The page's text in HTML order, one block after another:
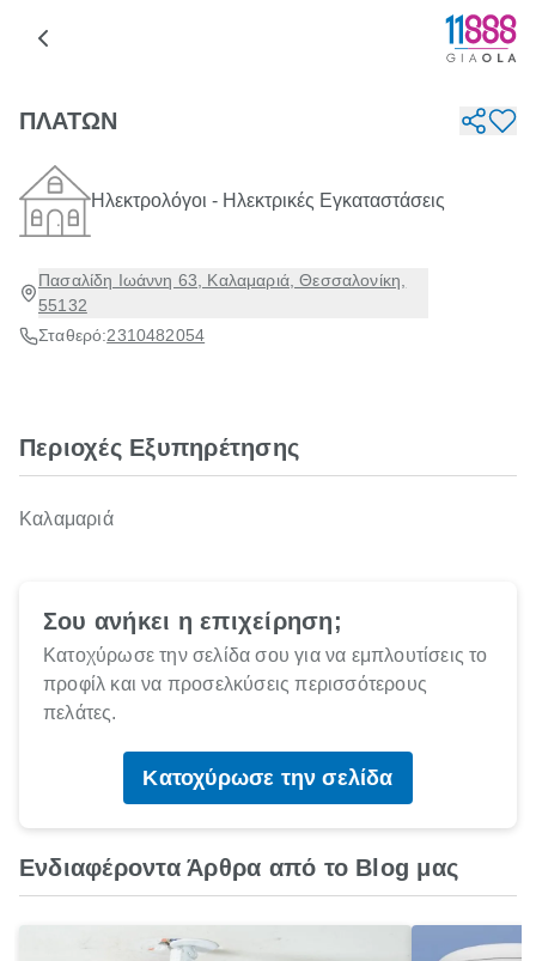
ΠΛΑΤΩΝ
Ηλεκτρολόγοι - Ηλεκτρικές Εγκαταστάσεις
Πασαλίδη Ιωάννη 63, Καλαμαριά, Θεσσαλονίκη,
55132
Σταθερό:2310482054
Περιοχές Εξυπηρέτησης
Καλαμαριά
Σου ανήκει η επιχείρηση;
Κατοχύρωσε την σελίδα σου για να εμπλουτίσεις το
προφίλ και να προσελκύσεις περισσότερους
πελάτες.
Κατοχύρωσε την σελίδα
Ενδιαφέροντα Άρθρα από το Blog μας